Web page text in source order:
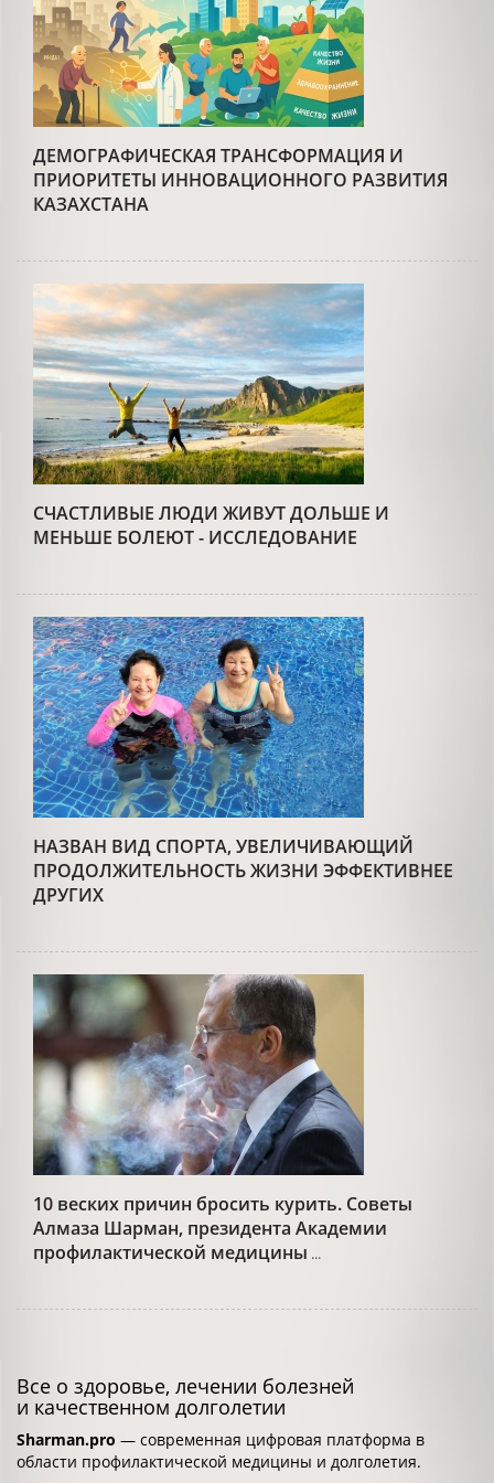
ДЕМОГРАФИЧЕСКАЯ ТРАНСФОРМАЦИЯ И
ПРИОРИТЕТЫ ИННОВАЦИОННОГО РАЗВИТИЯ
КАЗАХСТАНА
СЧАСТЛИВЫЕ ЛЮДИ ЖИВУТ ДОЛЬШЕ И
МЕНЬШЕ БОЛЕЮТ - ИССЛЕДОВАНИЕ
НАЗВАН ВИД СПОРТА, УВЕЛИЧИВАЮЩИЙ
ПРОДОЛЖИТЕЛЬНОСТЬ ЖИЗНИ ЭФФЕКТИВНЕЕ
ДРУГИХ
10 веских причин бросить курить. Советы
Алмаза Шарман, президента Академии
профилактической медицины ...
Все о здоровье, лечении болезней
и качественном долголетии
Sharman.pro — современная цифровая платформа в
области профилактической медицины и долголетия.